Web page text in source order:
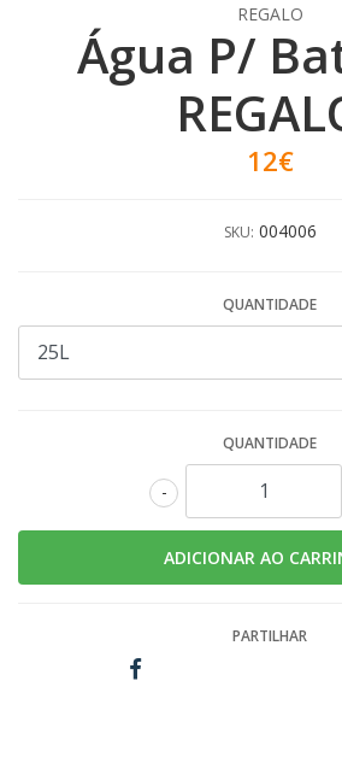
REGALO
Água P/
12€
SKU: 004006
QUANTIDADE
QUANTIDADE
-
PARTILHAR